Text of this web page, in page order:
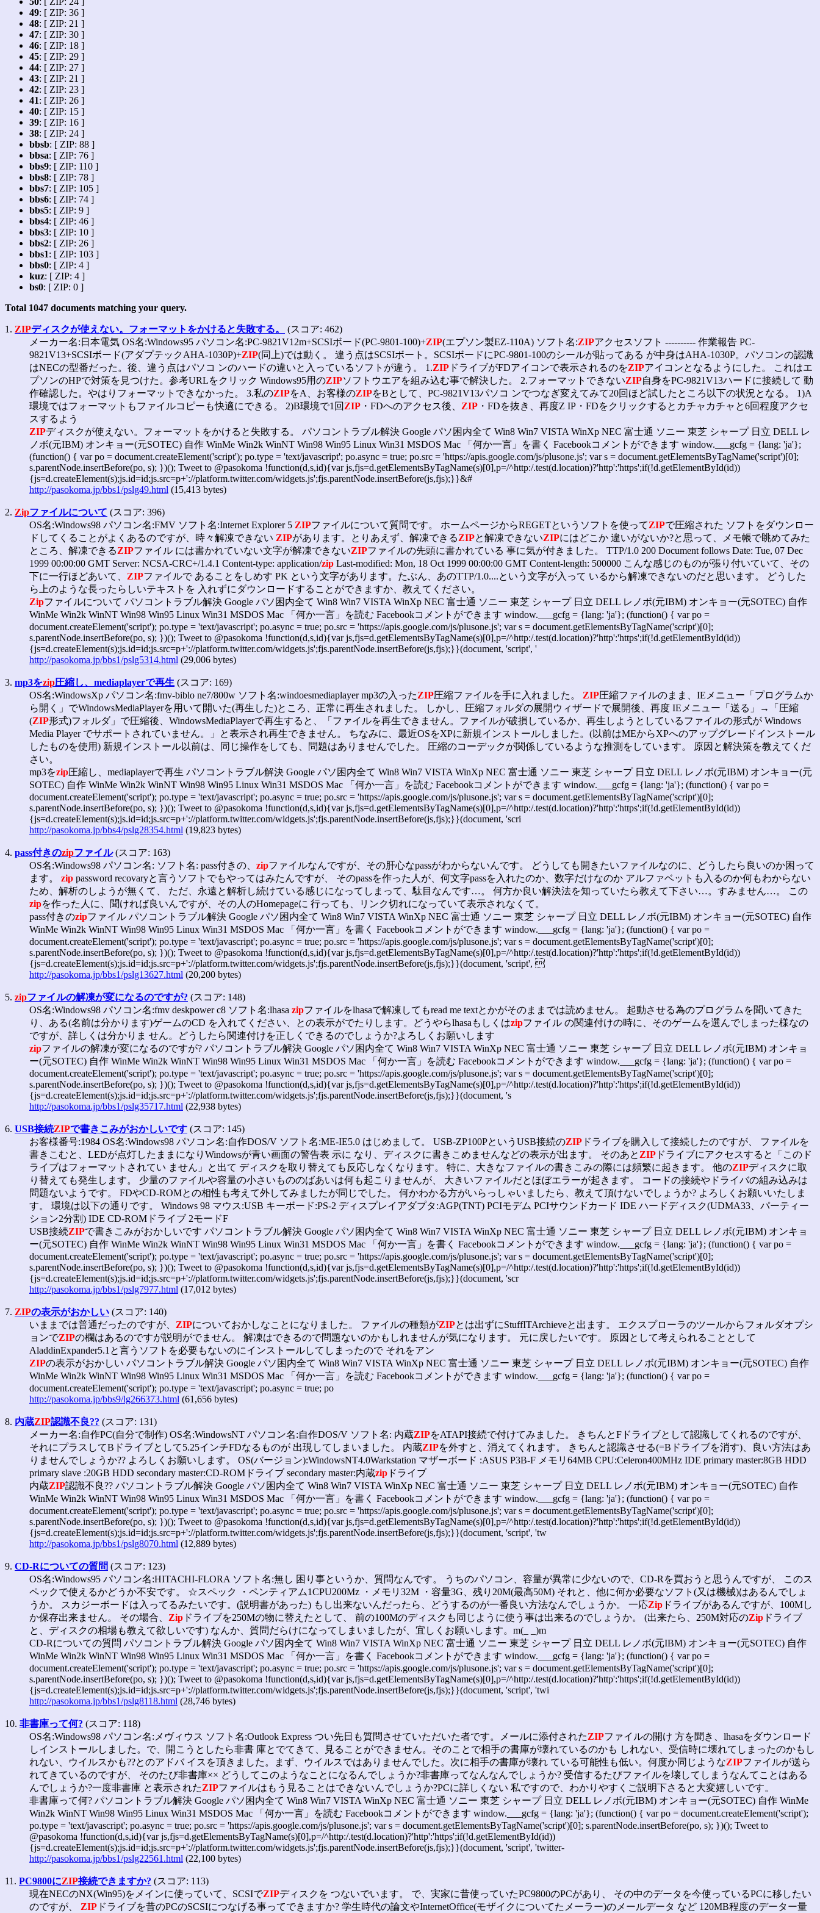
49: [ ZIP: 36 ]
48: [ ZIP: 21 ]
47: [ ZIP: 30 ]
46: [ ZIP: 18 ]
45: [ ZIP: 29 ]
44: [ ZIP: 27 ]
43: [ ZIP: 21 ]
42: [ ZIP: 23 ]
41: [ ZIP: 26 ]
40: [ ZIP: 15 ]
39: [ ZIP: 16 ]
38: [ ZIP: 24 ]
bbsb: [ ZIP: 88 ]
bbsa: [ ZIP: 76 ]
bbs9: [ ZIP: 110 ]
bbs8: [ ZIP: 78 ]
bbs7: [ ZIP: 105 ]
bbs6: [ ZIP: 74 ]
bbs5: [ ZIP: 9 ]
bbs4: [ ZIP: 46 ]
bbs3: [ ZIP: 10 ]
bbs2: [ ZIP: 26 ]
bbs1: [ ZIP: 103 ]
bbs0: [ ZIP: 4 ]
kuz: [ ZIP: 4 ]
bs0: [ ZIP: 0 ]
Total 1047 documents matching your query.
1. ZIPディスクが使えない。フォーマットをかけると失敗する。
(スコア: 462)
メーカー名:日本電気 OS名:Windows95 パソコン名:PC-9821V12m+SCSIボード(PC-9801-100)+ZIP(エプソン製EZ-110A) ソフト名:ZIPアクセスソフト ---------- 作業報告 PC-
9821V13+SCSIボード(アダプテックAHA-1030P)+ZIP(同上)では動く。 違う点はSCSIボート。SCSIボードにPC-9801-100のシールが貼ってある が中身はAHA-1030P。パソコンの認識
はNECの型番だった。後、違う点はパソコ ンのハードの違いと入っているソフトが違う。 1.ZIP ドライブがFDアイコンで表示されるのをZIPアイコンとなるようにした。 これはエ
プソンのHPで対策を見つけた。参考URLをクリック Windows95用のZIPソフトウエアを組み込む事で解決した。 2.フォーマットできないZIP自身をPC-9821V13ハードに接続して 動
作確認した。やはりフォーマットできなかった。 3.私のZIPをA、お客様のZIPをBとして、PC-9821V13パソコ ンでつなぎ変えてみて20回ほど試したところ以下の状況となる。 1)A
環境ではフォーマットもファイルコピーも快適にできる。 2)B環境で1回 ZIP ・FDへのアクセス後、 ZIP ・FDを抜き、再度Z IP・FDをクリックするとカチャカチャと6回程度アクセ
スするよう
ZIPディスクが使えない。フォーマットをかけると失敗する。 パソコントラブル解決 Google パソ困内全て Win8 Win7 VISTA WinXp NEC 富士通 ソニー 東芝 シャープ 日立 DELL レ
ノボ(元IBM) オンキョー(元SOTEC) 自作 WinMe Win2k WinNT Win98 Win95 Linux Win31 MSDOS Mac 「何か一言」を書く Facebookコメントができます window.___gcfg = {lang: 'ja'};
(function() { var po = document.createElement('script'); po.type = 'text/javascript'; po.async = true; po.src = 'https://apis.google.com/js/plusone.js'; var s = document.getElementsByTagName('script')[0];
s.parentNode.insertBefore(po, s); })(); Tweet to @pasokoma !function(d,s,id){var js,fjs=d.getElementsByTagName(s)[0],p=/^http:/.test(d.location)?'http':'https';if(!d.getElementById(id))
{js=d.createElement(s);js.id=id;js.src=p+'://platform.twitter.com/widgets.js';fjs.parentNode.insertBefore(js,fjs);}}&#
http://pasokoma.jp/bbs1/pslg49.html (15,413 bytes)
2. Zipファイルについて (スコア: 396)
OS名:Windows98 パソコン名:FMV ソフト名:Internet Explorer 5 ZIPファイルについて質問です。 ホームページからREGETというソフトを使ってZIPで圧縮された ソフトをダウンロー
ドしてくることがよくあるのですが、時々解凍できない ZIPがあります。とりあえず、解凍できるZIPと解凍できないZIPにはどこか 違いがないか?と思って、メモ帳で眺めてみた
ところ、解凍できるZIPファイル には書かれていない文字が解凍できないZIPファイルの先頭に書かれている 事に気が付きました。 TTP/1.0 200 Document follows Date: Tue, 07 Dec
1999 00:00:00 GMT Server: NCSA-CRC+/1.4.1 Content-type: application/zip Last-modified: Mon, 18 Oct 1999 00:00:00 GMT Content-length: 500000 こんな感じのものが張り付いていて、その
下に一行ほどあいて、 ZIPファイルで あることをしめす PK という文字があります。たぶん、あのTTP/1.0....という文字が入って いるから解凍できないのだと思います。 どうした
ら上のような長ったらしいテキストを 入れずにダウンロードすることができますか、教えてください。
Zipファイルについて パソコントラブル解決 Google パソ困内全て Win8 Win7 VISTA WinXp NEC 富士通 ソニー 東芝 シャープ 日立 DELL レノボ(元IBM) オンキョー(元SOTEC) 自作
WinMe Win2k WinNT Win98 Win95 Linux Win31 MSDOS Mac 「何か一言」を読む Facebookコメントができます window.___gcfg = {lang: 'ja'}; (function() { var po =
document.createElement('script'); po.type = 'text/javascript'; po.async = true; po.src = 'https://apis.google.com/js/plusone.js'; var s = document.getElementsByTagName('script')[0];
s.parentNode.insertBefore(po, s); })(); Tweet to @pasokoma !function(d,s,id){var js,fjs=d.getElementsByTagName(s)[0],p=/^http:/.test(d.location)?'http':'https';if(!d.getElementById(id))
{js=d.createElement(s);js.id=id;js.src=p+'://platform.twitter.com/widgets.js';fjs.parentNode.insertBefore(js,fjs);}}(document, 'script', '
http://pasokoma.jp/bbs1/pslg5314.html (29,006 bytes)
3. mp3をzip圧縮し、mediaplayerで再生 (スコア: 169)
OS名:WindowsXp パソコン名:fmv-biblo ne7/800w ソフト名:windoesmediaplayer mp3の入ったZIP圧縮ファイルを手に入れました。 ZIP圧縮ファイルのまま、IEメニュー「プログラムか
ら開く」でWindowsMediaPlayerを用いて開いた(再生した)ところ、正常に再生されました。 しかし、圧縮フォルダの展開ウィザードで展開後、再度 IEメニュー「送る」→「圧縮
(ZIP形式)フォルダ」で圧縮後、WindowsMediaPlayerで再生すると、「ファイルを再生できません。ファイルが破損しているか、再生しようとしているファイルの形式が Windows
Media Player でサポートされていません。」と表示され再生できません。 ちなみに、最近OSをXPに新規インストールしました。(以前はMEからXPへのアップグレードインストール
したものを使用) 新規インストール以前は、同じ操作をしても、問題はありませんでした。 圧縮のコーデックが関係しているような推測をしています。 原因と解決策を教えてくだ
さい。
mp3をzip圧縮し、mediaplayerで再生 パソコントラブル解決 Google パソ困内全て Win8 Win7 VISTA WinXp NEC 富士通 ソニー 東芝 シャープ 日立 DELL レノボ(元IBM) オンキョー(元
SOTEC) 自作 WinMe Win2k WinNT Win98 Win95 Linux Win31 MSDOS Mac 「何か一言」を読む Facebookコメントができます window.___gcfg = {lang: 'ja'}; (function() { var po =
document.createElement('script'); po.type = 'text/javascript'; po.async = true; po.src = 'https://apis.google.com/js/plusone.js'; var s = document.getElementsByTagName('script')[0];
s.parentNode.insertBefore(po, s); })(); Tweet to @pasokoma !function(d,s,id){var js,fjs=d.getElementsByTagName(s)[0],p=/^http:/.test(d.location)?'http':'https';if(!d.getElementById(id))
{js=d.createElement(s);js.id=id;js.src=p+'://platform.twitter.com/widgets.js';fjs.parentNode.insertBefore(js,fjs);}}(document, 'scri
http://pasokoma.jp/bbs4/pslg28354.html (19,823 bytes)
4. pass付きのzipファイル(スコア: 163)
OS名:Windows98 パソコン名: ソフト名: pass付きの、 zipファイルなんですが、その肝心なpassがわからないんです。 どうしても開きたいファイルなのに、どうしたら良いのか困って
ます。 zip password recovaryと言うソフトでもやってはみたんですが、 そのpassを作った人が、何文字passを入れたのか、数字だけなのか アルファベットも入るのか何もわからない
ため、解析のしようが無くて、 ただ、永遠と解析し続けている感じになってしまって、駄目なんです…。 何方か良い解決法を知っていたら教えて下さい…。すみません…。 この
zipを作った人に、聞ければ良いんですが、その人のHomepageに 行っても、リンク切れになっていて表示されなくて。
pass付きのzipファイル パソコントラブル解決 Google パソ困内全て Win8 Win7 VISTA WinXp NEC 富士通 ソニー 東芝 シャープ 日立 DELL レノボ(元IBM) オンキョー(元SOTEC) 自作
WinMe Win2k WinNT Win98 Win95 Linux Win31 MSDOS Mac 「何か一言」を書く Facebookコメントができます window.___gcfg = {lang: 'ja'}; (function() { var po =
document.createElement('script'); po.type = 'text/javascript'; po.async = true; po.src = 'https://apis.google.com/js/plusone.js'; var s = document.getElementsByTagName('script')[0];
s.parentNode.insertBefore(po, s); })(); Tweet to @pasokoma !function(d,s,id){var js,fjs=d.getElementsByTagName(s)[0],p=/^http:/.test(d.location)?'http':'https';if(!d.getElementById(id))
{js=d.createElement(s);js.id=id;js.src=p+'://platform.twitter.com/widgets.js';fjs.parentNode.insertBefore(js,fjs);}}(document, 'script', 
http://pasokoma.jp/bbs1/pslg13627.html (20,200 bytes)
5. zipファイルの解凍が変になるのですが? (スコア: 148)
OS名:Windows98 パソコン名:fmv deskpower c8 ソフト名:lhasa zipファイルをlhasaで解凍してもread me textとかがそのままでは読めません。 起動させる為のプログラムを聞いてきた
り、ある(名前は分かります)ゲームのCD を入れてください、との表示がでたりします。どうやらlhasaもしくはzipファイル の関連付けの時に、そのゲームを選んでしまった様なの
ですが、詳しくは分かりま せん。どうしたら関連付けを正しくできるのでしょうか?よろしくお願いします
zipファイルの解凍が変になるのですが? パソコントラブル解決 Google パソ困内全て Win8 Win7 VISTA WinXp NEC 富士通 ソニー 東芝 シャープ 日立 DELL レノボ(元IBM) オンキョ
ー(元SOTEC) 自作 WinMe Win2k WinNT Win98 Win95 Linux Win31 MSDOS Mac 「何か一言」を読む Facebookコメントができます window.___gcfg = {lang: 'ja'}; (function() { var po =
document.createElement('script'); po.type = 'text/javascript'; po.async = true; po.src = 'https://apis.google.com/js/plusone.js'; var s = document.getElementsByTagName('script')[0];
s.parentNode.insertBefore(po, s); })(); Tweet to @pasokoma !function(d,s,id){var js,fjs=d.getElementsByTagName(s)[0],p=/^http:/.test(d.location)?'http':'https';if(!d.getElementById(id))
{js=d.createElement(s);js.id=id;js.src=p+'://platform.twitter.com/widgets.js';fjs.parentNode.insertBefore(js,fjs);}}(document, 's
http://pasokoma.jp/bbs1/pslg35717.html (22,938 bytes)
6. USB接続ZIPで書きこみがおかしいです (スコア: 145)
お客様番号:1984 OS名:Windows98 パソコン名:自作DOS/V ソフト名:ME-IE5.0 はじめまして。 USB-ZP100PというUSB接続のZIP ドライブを購入して接続したのですが、 ファイルを
書きこむと、LEDが点灯したままになりWindowsが青い画面の警告表 示に なり、ディスクに書きこめませんなどの表示が出ます。 そのあと ZIP ドライブにアクセスすると「このド
ライブはフォーマットされてい ません」と出て ディスクを取り替えても反応しなくなります。 特に、大きなファイルの書きこみの際には頻繁に起きます。 他のZIPディスクに取
り替えても発生します。 少量のファイルや容量の小さいもののばあいは何も起こりませんが、 大きいファイルだとほぼエラーが起きます。 コードの接続やドライバの組み込みは
問題ないようです。 FDやCD-ROMとの相性も考えて外してみましたが同じでした。 何かわかる方がいらっしゃいましたら、教えて頂けないでしょうか? よろしくお願いいたしま
す。 環境は以下の通りです。 Windows 98 マウス:USB キーボード:PS-2 ディスプレイアダプタ:AGP(TNT) PCIモデム PCIサウンドカード IDE ハードディスク(UDMA33、パーティー
ション2分割) IDE CD-ROMドライブ 2モードF
USB接続ZIPで書きこみがおかしいです パソコントラブル解決 Google パソ困内全て Win8 Win7 VISTA WinXp NEC 富士通 ソニー 東芝 シャープ 日立 DELL レノボ(元IBM) オンキョ
ー(元SOTEC) 自作 WinMe Win2k WinNT Win98 Win95 Linux Win31 MSDOS Mac 「何か一言」を書く Facebookコメントができます window.___gcfg = {lang: 'ja'}; (function() { var po =
document.createElement('script'); po.type = 'text/javascript'; po.async = true; po.src = 'https://apis.google.com/js/plusone.js'; var s = document.getElementsByTagName('script')[0];
s.parentNode.insertBefore(po, s); })(); Tweet to @pasokoma !function(d,s,id){var js,fjs=d.getElementsByTagName(s)[0],p=/^http:/.test(d.location)?'http':'https';if(!d.getElementById(id))
{js=d.createElement(s);js.id=id;js.src=p+'://platform.twitter.com/widgets.js';fjs.parentNode.insertBefore(js,fjs);}}(document, 'scr
http://pasokoma.jp/bbs1/pslg7977.html (17,012 bytes)
7. ZIPの表示がおかしい (スコア: 140)
いままでは普通だったのですが、 ZIPについておかしなことになりました。 ファイルの種類がZIPとは出ずにStuffITArchieveと出ます。 エクスプローラのツールからフォルダオプシ
ョンでZIPの欄はあるのですが説明がでません。 解凍はできるので問題ないのかもしれませんが気になります。 元に戻したいです。 原因として考えられることとして
AladdinExpander5.1と言うソフトを必要もないのにインストールしてしまったので それをアン
ZIPの表示がおかしい パソコントラブル解決 Google パソ困内全て Win8 Win7 VISTA WinXp NEC 富士通 ソニー 東芝 シャープ 日立 DELL レノボ(元IBM) オンキョー(元SOTEC) 自作
WinMe Win2k WinNT Win98 Win95 Linux Win31 MSDOS Mac 「何か一言」を読む Facebookコメントができます window.___gcfg = {lang: 'ja'}; (function() { var po =
document.createElement('script'); po.type = 'text/javascript'; po.async = true; po
http://pasokoma.jp/bbs9/lg266373.html (61,656 bytes)
8. 内蔵ZIP認識不良?? (スコア: 131)
メーカー名:自作PC(自分で制作) OS名:WindowsNT パソコン名:自作DOS/V ソフト名: 内蔵ZIPをATAPI接続で付けてみました。 きちんとFドライブとして認識してくれるのですが、
それにプラスしてBドライブとして5.25インチFDなるものが 出現してしまいました。 内蔵ZIPを外すと、消えてくれます。 きちんと認識させる(=Bドライブを消す)、良い方法はあ
りませんでしょうか?? よろしくお願いします。 OS(バージョン):WindowsNT4.0Warkstation マザーボード :ASUS P3B-F メモリ64MB CPU:Celeron400MHz IDE primary master:8GB HDD
primary slave :20GB HDD secondary master:CD-ROMドライブ secondary master:内蔵zip ドライブ
内蔵ZIP認識不良?? パソコントラブル解決 Google パソ困内全て Win8 Win7 VISTA WinXp NEC 富士通 ソニー 東芝 シャープ 日立 DELL レノボ(元IBM) オンキョー(元SOTEC) 自作
WinMe Win2k WinNT Win98 Win95 Linux Win31 MSDOS Mac 「何か一言」を書く Facebookコメントができます window.___gcfg = {lang: 'ja'}; (function() { var po =
document.createElement('script'); po.type = 'text/javascript'; po.async = true; po.src = 'https://apis.google.com/js/plusone.js'; var s = document.getElementsByTagName('script')[0];
s.parentNode.insertBefore(po, s); })(); Tweet to @pasokoma !function(d,s,id){var js,fjs=d.getElementsByTagName(s)[0],p=/^http:/.test(d.location)?'http':'https';if(!d.getElementById(id))
{js=d.createElement(s);js.id=id;js.src=p+'://platform.twitter.com/widgets.js';fjs.parentNode.insertBefore(js,fjs);}}(document, 'script', 'tw
http://pasokoma.jp/bbs1/pslg8070.html (12,889 bytes)
9. CD-Rについての質問 (スコア: 123)
OS名:Windows95 パソコン名:HITACHI-FLORA ソフト名:無し 困り事というか、質問なんです。 うちのパソコン、容量が異常に少ないので、CD-Rを買おうと思うんですが、 このス
ペックで使えるかどうか不安です。 ☆スペック ・ペンティアム1CPU200Mz ・メモリ32M ・容量3G、残り20M(最高50M) それと、他に何か必要なソフト(又は機械)はあるんでしょ
うか。 スカジーボードは入ってるみたいです。(説明書があった) もし出来ないんだったら、どうするのが一番良い方法なんでしょうか。 一応Zip ドライブがあるんですが、100Mし
か保存出来ません。 その場合、 Zip ドライブを250Mの物に替えたとして、 前の100Mのディスクも同じように使う事は出来るのでしょうか。 (出来たら、250M対応のZip ドライブ
と、ディスクの相場も教えて欲しいです) なんか、質問だらけになってしまいましたが、宜しくお願いします。m(_ _)m
CD-Rについての質問 パソコントラブル解決 Google パソ困内全て Win8 Win7 VISTA WinXp NEC 富士通 ソニー 東芝 シャープ 日立 DELL レノボ(元IBM) オンキョー(元SOTEC) 自作
WinMe Win2k WinNT Win98 Win95 Linux Win31 MSDOS Mac 「何か一言」を書く Facebookコメントができます window.___gcfg = {lang: 'ja'}; (function() { var po =
document.createElement('script'); po.type = 'text/javascript'; po.async = true; po.src = 'https://apis.google.com/js/plusone.js'; var s = document.getElementsByTagName('script')[0];
s.parentNode.insertBefore(po, s); })(); Tweet to @pasokoma !function(d,s,id){var js,fjs=d.getElementsByTagName(s)[0],p=/^http:/.test(d.location)?'http':'https';if(!d.getElementById(id))
{js=d.createElement(s);js.id=id;js.src=p+'://platform.twitter.com/widgets.js';fjs.parentNode.insertBefore(js,fjs);}}(document, 'script', 'twi
http://pasokoma.jp/bbs1/pslg8118.html (28,746 bytes)
10. 非書庫って何? (スコア: 118)
OS名:Windows98 パソコン名:メヴィウス ソフト名:Outlook Express つい先日も質問させていただいた者です。メールに添付されたZIPファイルの開け 方を聞き、lhasaをダウンロード
しインストールしました。で、開こうとしたら非書 庫とでてきて、見ることができません。そのことで相手の書庫が壊れているのかも しれない、受信時に壊れてしまったのかもし
れない、ウイルスかも??とのアドバ イスを頂きました。まず、ウイルスではありませんでした。次に相手の書庫が壊れ ている可能性も低い。何度か同じようなZIPファイルが送ら
れてきているのですが、 そのたび非書庫×× どうしてこのようなことになるんでしょうか?非書庫ってなんなんでしょうか? 受信するたびファイルを壊してしまうなんてことはある
んでしょうか?一度非書庫 と表示されたZIPファイルはもう見ることはできないんでしょうか?PCに詳しくない 私ですので、わかりやすくご説明下さると大変嬉しいです。
非書庫って何? パソコントラブル解決 Google パソ困内全て Win8 Win7 VISTA WinXp NEC 富士通 ソニー 東芝 シャープ 日立 DELL レノボ(元IBM) オンキョー(元SOTEC) 自作 WinMe
Win2k WinNT Win98 Win95 Linux Win31 MSDOS Mac 「何か一言」を読む Facebookコメントができます window.___gcfg = {lang: 'ja'}; (function() { var po = document.createElement('script');
po.type = 'text/javascript'; po.async = true; po.src = 'https://apis.google.com/js/plusone.js'; var s = document.getElementsByTagName('script')[0]; s.parentNode.insertBefore(po, s); })(); Tweet to
@pasokoma !function(d,s,id){var js,fjs=d.getElementsByTagName(s)[0],p=/^http:/.test(d.location)?'http':'https';if(!d.getElementById(id))
{js=d.createElement(s);js.id=id;js.src=p+'://platform.twitter.com/widgets.js';fjs.parentNode.insertBefore(js,fjs);}}(document, 'script', 'twitter-
http://pasokoma.jp/bbs1/pslg22561.html (22,100 bytes)
11. PC9800にZIP接続できますか? (スコア: 113)
現在NECのNX(Win95)をメインに使っていて、SCSIでZIPディスクを つないでいます。 で、実家に昔使っていたPC9800のPCがあり、 その中のデータを今使っているPCに移したい
のですが、 ZIP ドライブを昔のPCのSCSIにつなげる事ってできますか? 学生時代の論文やInternetOffice(モザイクについてたメーラー)のメールデータ など 120MB程度のデーター量